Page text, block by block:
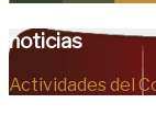
noticias
Actividades del